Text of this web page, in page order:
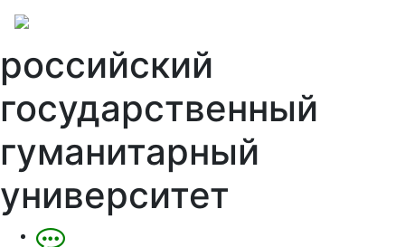
российский
государственный
гуманитарный
университет